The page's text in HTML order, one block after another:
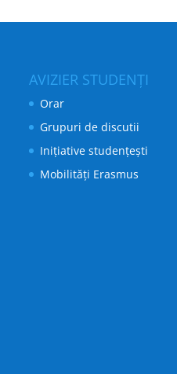
AVIZIER STUDENȚI
Orar
Grupuri de discutii
Inițiative studențești
Mobilități Erasmus